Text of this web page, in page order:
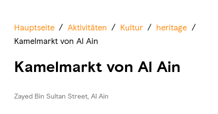
Hauptseite / Aktivitäten / Kultur / heritage /
Kamelmarkt von Al Ain
Kamelmarkt von Al Ain
Zayed Bin Sultan Street, Al Ain